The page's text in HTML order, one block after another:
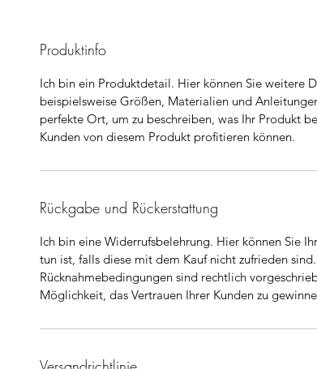
Produktinfo
Ich bin ein Produktdetail. Hier können Sie weitere
beispielsweise Größen, Materialien und
perfekte Ort, um zu beschreiben, was Ihr Produkt
Kunden von diesem Produkt profitieren können.
Rückgabe und Rückerstattung
Ich bin eine Widerrufsbelehrung. Hier können Sie
tun ist, falls diese mit dem Kauf nicht zufrieden
Rücknahmebedingungen sind rechtlich
Möglichkeit, das Vertrauen Ihrer Kunden zu